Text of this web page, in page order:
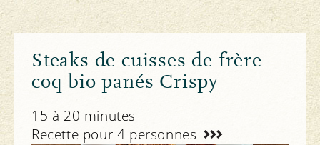
Steaks de cuisses de frère
coq bio panés Crispy
15 à 20 minutes
Recette pour 4 personnes